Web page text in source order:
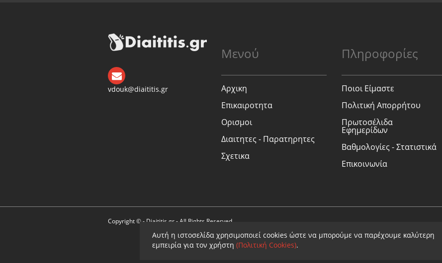
vdouk@diaititis.gr
Μενού
Αρχικη
Επικαιροτητα
Ορισμοι
Διαιτητες - Παρατηρητες
Σχετικα
Πληροφορίες
Ποιοι Είμαστε
Πολιτική Απορρήτου
Πρωτοσέλιδα
Εφημερίδων
Βαθμολογίες - Στατιστικά
Επικοινωνία
Copyright © - Diaititis.gr - All Rights Reserved.
Αυτή η ιστοσελίδα χρησιμοποιεί cookies ώστε να μπορούμε να παρέχουμε καλύτερη
εμπειρία για τον χρήστη (Πολιτική Cookies).